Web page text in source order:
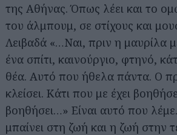
της Αθήνας. Όπως λέει και το
του άλμπουμ, σε στίχους και
Λειβαδά «…Ναι, πριν η μαυρίλα
ένα σπίτι, καινούργιο, φτηνό,
θέα. Αυτό που ήθελα πάντα. Ο
κλείσει. Κάτι που με έχει
βοηθήσει…» Είναι αυτό που
μπαίνει στη ζωή και η ζωή στην